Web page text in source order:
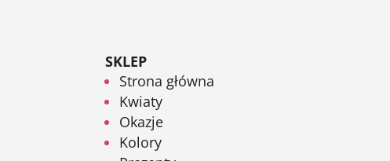
SKLEP
Strona główna
Kwiaty
Okazje
Kolory